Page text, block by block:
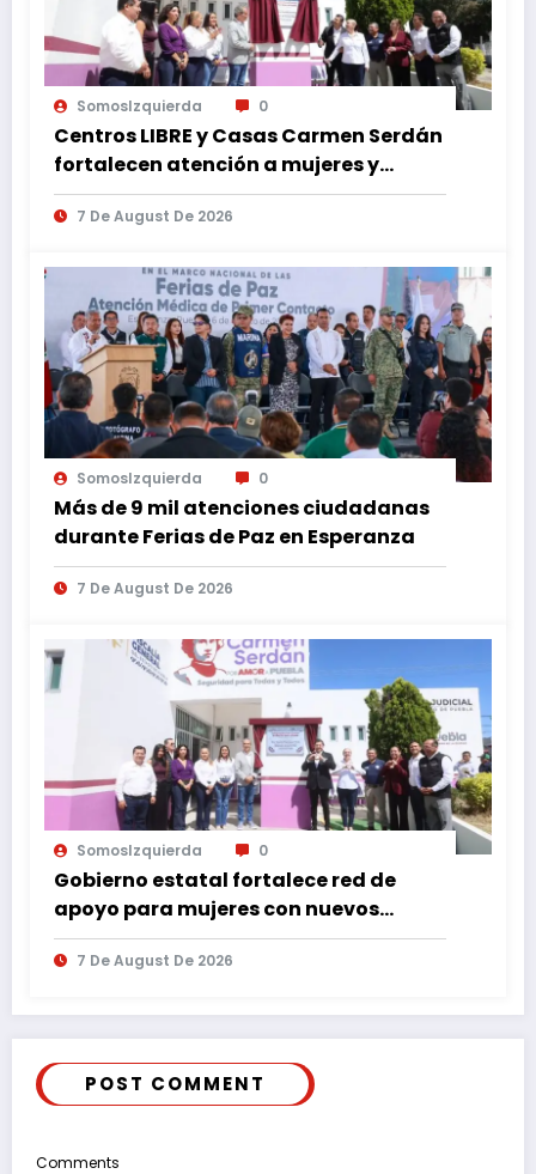
SomosIzquierda 0
Centros LIBRE y Casas Carmen Serdán
fortalecen atención a mujeres y
reducen feminicidio en Puebla
7 De August De 2026
SomosIzquierda 0
Más de 9 mil atenciones ciudadanas
durante Ferias de Paz en Esperanza
7 De August De 2026
SomosIzquierda 0
Gobierno estatal fortalece red de
apoyo para mujeres con nuevos
espacios de atención en Puebla
7 De August De 2026
POST COMMENT
Comments